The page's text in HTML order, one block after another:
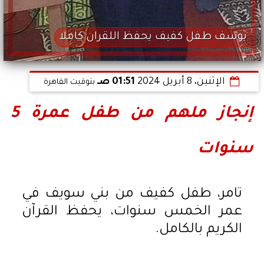
يوسف طفل كفيف يحفظ اللقران كاملا
الإثنين، 8 أبريل 2024 01:51 صـ بتوقيت القاهرة
إنجاز ملهم من طفل عمرة 5
سنوات
تامر، طفل كفيف من بني سويف في
عمر الخمس سنوات، يحفظ القرآن
الكريم بالكامل.